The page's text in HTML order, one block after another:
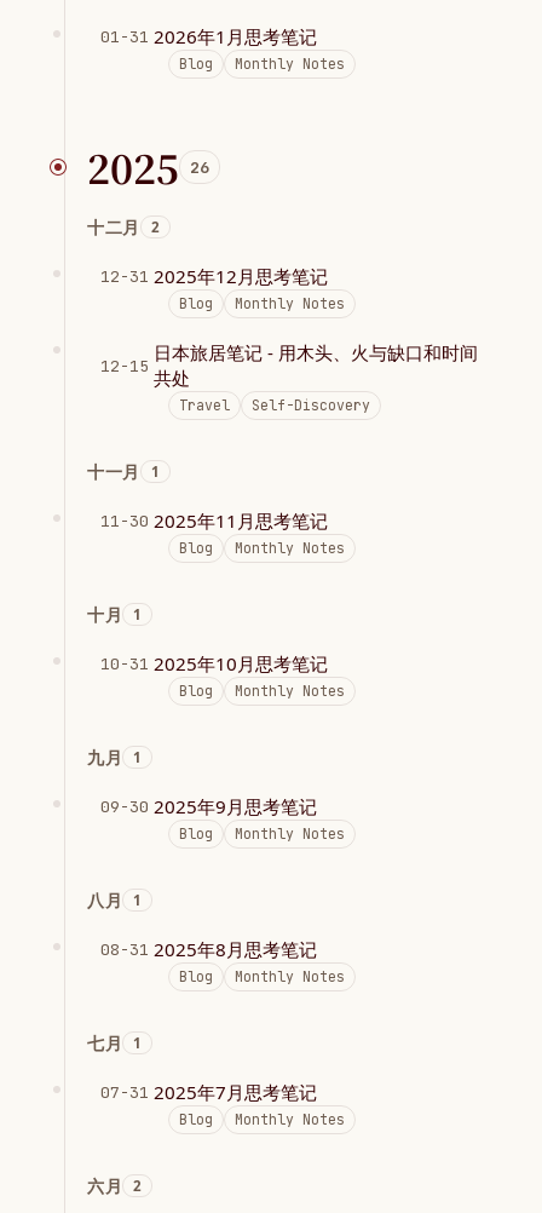
01-31 2026年1月思考笔记
Blog Monthly Notes
2025 26
十二月 2
12-31 2025年12月思考笔记
Blog Monthly Notes
12-15
日本旅居笔记 - 用木头、火与缺口和时间
共处
Travel Self-Discovery
十一月 1
11-30 2025年11月思考笔记
Blog Monthly Notes
十月 1
10-31 2025年10月思考笔记
Blog Monthly Notes
九月 1
09-30 2025年9月思考笔记
Blog Monthly Notes
八月 1
08-31 2025年8月思考笔记
Blog Monthly Notes
七月 1
07-31 2025年7月思考笔记
Blog Monthly Notes
六月 2